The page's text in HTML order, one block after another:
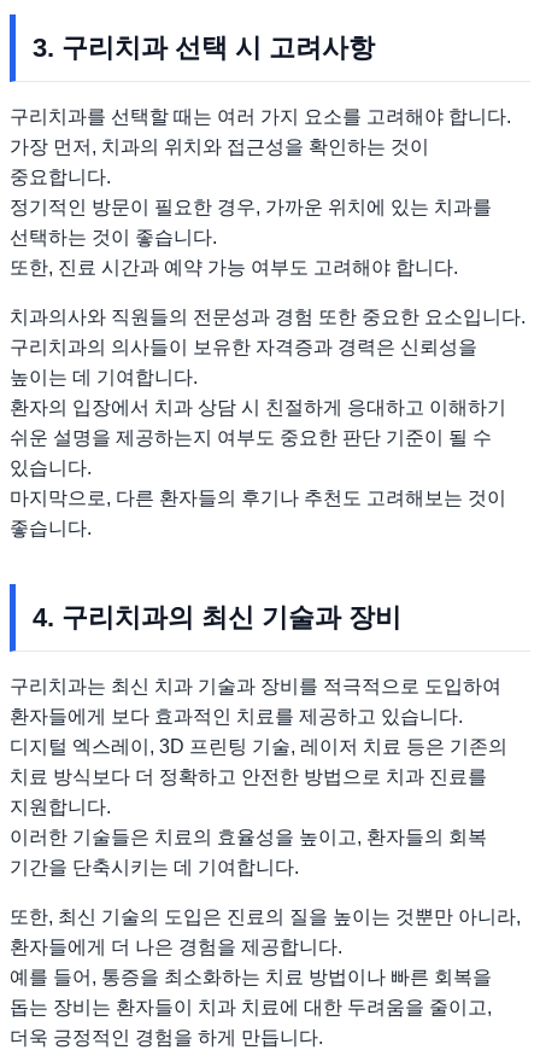
3. 구리치과 선택 시 고려사항
구리치과를 선택할 때는 여러 가지 요소를 고려해야 합니다.
가장 먼저, 치과의 위치와 접근성을 확인하는 것이
중요합니다.
정기적인 방문이 필요한 경우, 가까운 위치에 있는 치과를
선택하는 것이 좋습니다.
또한, 진료 시간과 예약 가능 여부도 고려해야 합니다.
치과의사와 직원들의 전문성과 경험 또한 중요한 요소입니다.
구리치과의 의사들이 보유한 자격증과 경력은 신뢰성을
높이는 데 기여합니다.
환자의 입장에서 치과 상담 시 친절하게 응대하고 이해하기
쉬운 설명을 제공하는지 여부도 중요한 판단 기준이 될 수
있습니다.
마지막으로, 다른 환자들의 후기나 추천도 고려해보는 것이
좋습니다.
4. 구리치과의 최신 기술과 장비
구리치과는 최신 치과 기술과 장비를 적극적으로 도입하여
환자들에게 보다 효과적인 치료를 제공하고 있습니다.
디지털 엑스레이, 3D 프린팅 기술, 레이저 치료 등은 기존의
치료 방식보다 더 정확하고 안전한 방법으로 치과 진료를
지원합니다.
이러한 기술들은 치료의 효율성을 높이고, 환자들의 회복
기간을 단축시키는 데 기여합니다.
또한, 최신 기술의 도입은 진료의 질을 높이는 것뿐만 아니라,
환자들에게 더 나은 경험을 제공합니다.
예를 들어, 통증을 최소화하는 치료 방법이나 빠른 회복을
돕는 장비는 환자들이 치과 치료에 대한 두려움을 줄이고,
더욱 긍정적인 경험을 하게 만듭니다.